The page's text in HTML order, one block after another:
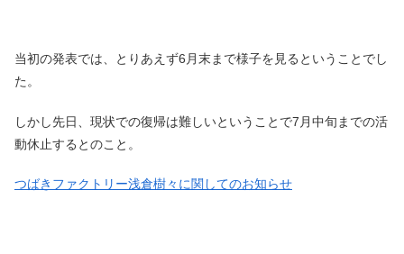
当初の発表では、とりあえず6月末まで様子を見るということでし
た。
しかし先日、現状での復帰は難しいということで7月中旬までの活
動休止するとのこと。
つばきファクトリー浅倉樹々に関してのお知らせ